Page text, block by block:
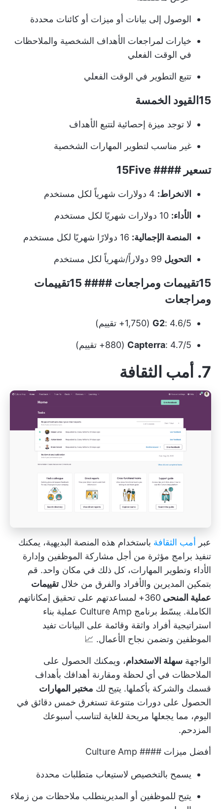
الوصول إلى بيانات أو ميزات أو كائنات محددة
خيارات لمراجعات الأهداف الشخصية والملاحظات
في الوقت الفعلي
تتبع التطوير في الوقت الفعلي
15القيود الخمسة
لا توجد ميزة إحصائية لتتبع الأهداف
غير مناسب لتطوير المهارات الشخصية
تسعير #### 15Five
الانخراط:
الأداء:
المنصة الإجمالية:
التحويل
15تقييمات ومراجعات #### 15تقييمات
ومراجعات
G2: 4.6/5 (1,750+ تقييم)
Capterra: 4.7/5 (880+ تقييم)
7. أمب الثقافة
عبر أمب الثقافة باستخدام هذه المنصة البديهية، يمكنك
تنفيذ برامج مؤثرة من أجل مشاركة الموظفين وإدارة
الأداء وتطوير المهارات، كل ذلك في مكان واحد. قم
بتمكين المديرين والأفراد والفرق من خلالتقييمات
عملية المنحى
360+ لمساعدتهم على تحقيق إمكاناتهم
الكاملة. يبسّط برنامج Culture Amp عملية بناء
استراتيجية أفراد واثقة وقائمة على البيانات تفيد
الموظفين وتضمن نجاح الأعمال. 📈
الواجهة سهلة الاستخدام، ويمكنك الحصول على
الملاحظات في أي لحظة ومقارنة أهدافك بأهداف
قسمك والشركة بأكملها. يتيح لك مختبر المهارات
الحصول على دورات متنوعة تستغرق خمس دقائق في
اليوم، مما يجعلها مريحة للغاية لتناسب أسبوعك
المزدحم.
أفضل ميزات #### Culture Amp
يسمح بالتخصيص لاستيعاب متطلبات محددة
يتيح للموظفين أو المديرينطلب ملاحظات من زملاء